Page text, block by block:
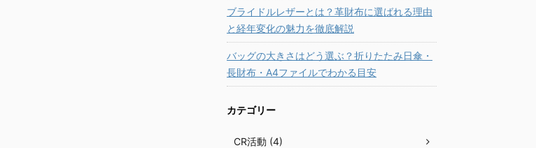
ブライドルレザーとは？革財布に選ばれる理由
と経年変化の魅力を徹底解説
バッグの大きさはどう選ぶ？折りたたみ日傘・
長財布・A4ファイルでわかる目安
カテゴリー
CR活動 (4)